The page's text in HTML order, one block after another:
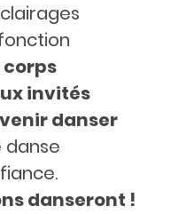
invités
danser
danse
danseront !